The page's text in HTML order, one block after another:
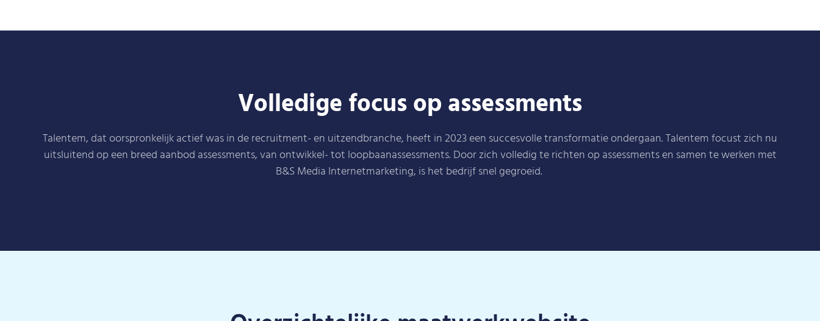
Volledige focus op assessments
Talentem, dat oorspronkelijk actief was in de recruitment- en uitzendbranche, heeft in 2023 een succesvolle transformatie ondergaan. Talentem focust zich nu
uitsluitend op een breed aanbod assessments, van ontwikkel- tot loopbaanassessments. Door zich volledig te richten op assessments en samen te werken met
B&S Media Internetmarketing, is het bedrijf snel gegroeid.